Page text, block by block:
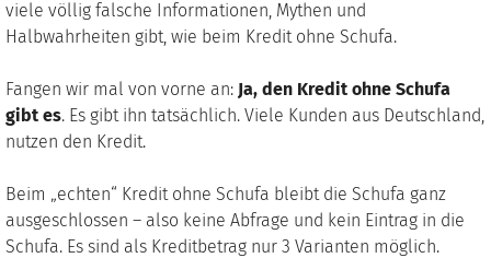
viele völlig falsche Informationen, Mythen und
Halbwahrheiten gibt, wie beim Kredit ohne Schufa.
Fangen wir mal von vorne an: Ja, den Kredit ohne Schufa
gibt es. Es gibt ihn tatsächlich. Viele Kunden aus Deutschland,
nutzen den Kredit.
Beim „echten“ Kredit ohne Schufa bleibt die Schufa ganz
ausgeschlossen – also keine Abfrage und kein Eintrag in die
Schufa. Es sind als Kreditbetrag nur 3 Varianten möglich.